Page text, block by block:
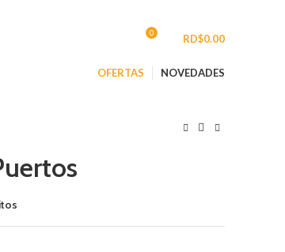
0 RD$0.00
OFERTAS NOVEDADES